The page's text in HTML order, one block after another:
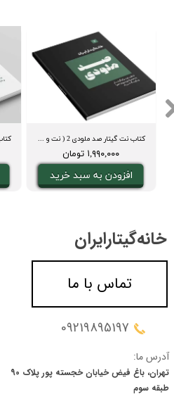
کتاب نت گیتار صد ملودی 2 ( نت و تبلچر، آکورد، ویدیوی اجرا و بکینگ ترک)
۱,۹۹۰,۰۰۰ تومان
افزودن به سبد خرید
خانه‌گیتار‌ایران
09219895197
آدرس ما:
تهران، باغ فیض خیابان خجسته پور پلاک 90
​​​​​​​طبقه سوم
تماس با ما